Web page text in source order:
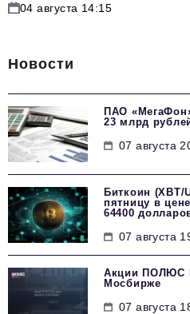
04 августа 14:15
Новости
ПАО
23 млрд
07 августа
Биткоин (XBT/
пятницу в
64400
07 августа
Акции ПОЛЮС
Мосбирже
07 августа